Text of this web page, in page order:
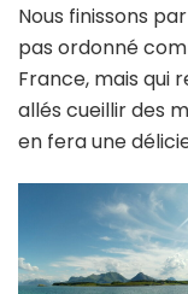
Nous finissons
pas ordonné
France, mais qui
allés cueillir des
en fera une